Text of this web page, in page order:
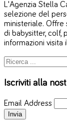
L'Agenzia Stella
selezione del
ministeriale. Offre
di babysitter, colf,
informazioni visita
Iscriviti alla
Email Address